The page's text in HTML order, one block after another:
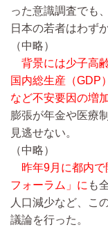
った意識調査でも
日本の若者はわず
（中略）
背景には少子高
国内総生産（GDP
など不安要因の増
膨張が年金や医療
見逃せない。
（中略）
昨年9月に都内
フォーラム」に も
人口減少など、こ
議論を行った。